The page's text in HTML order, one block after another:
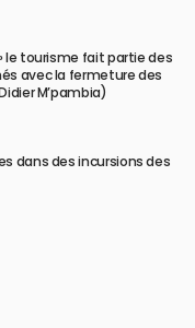
le tourisme fait partie des
avec la fermeture des
M’pambia)
dans des incursions des